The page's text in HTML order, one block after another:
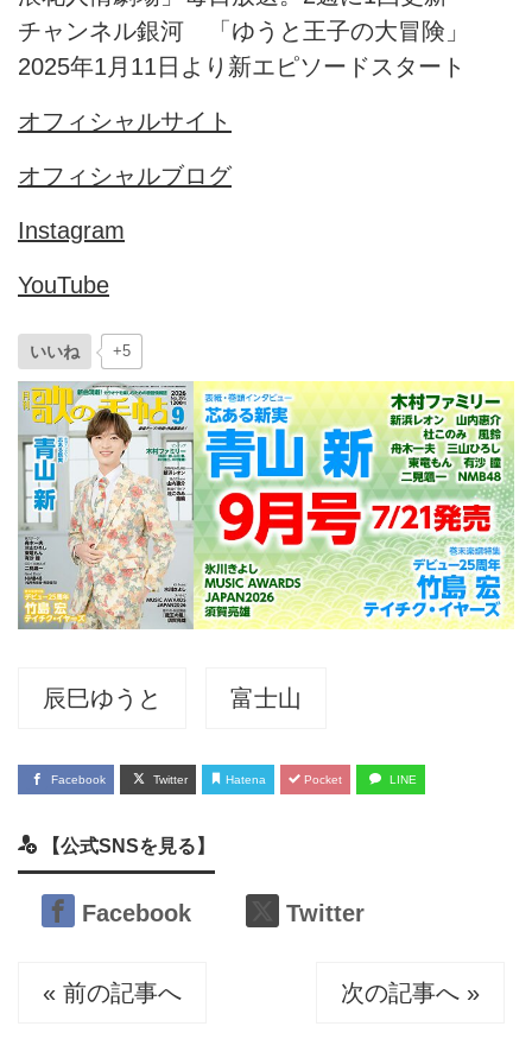
チャンネル銀河 「ゆうと王子の大冒険」
2025年1月11日より新エピソードスタート
オフィシャルサイト
オフィシャルブログ
Instagram
YouTube
いいね +5
辰巳ゆうと 富士山
Facebook Twitter Hatena Pocket LINE
【公式SNSを見る】
Facebook Twitter
« 前の記事へ 次の記事へ »